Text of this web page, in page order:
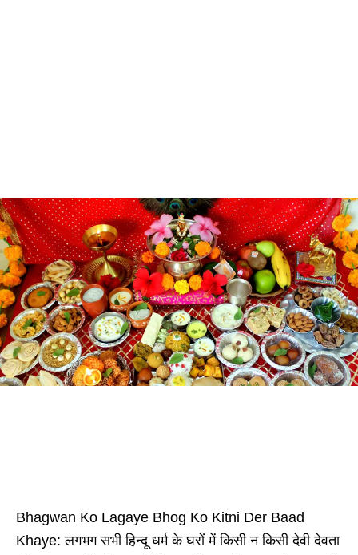
Bhagwan Ko Lagaye Bhog Ko Kitni Der Baad
Khaye: लगभग सभी हिन्दू धर्म के घरों में किसी न किसी देवी देवता